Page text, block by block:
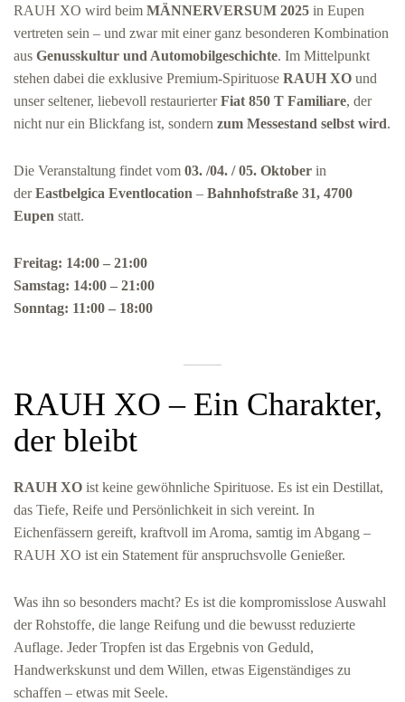
RAUH XO wird beim MÄNNERVERSUM 2025 in Eupen
vertreten sein – und zwar mit einer ganz besonderen Kombination
aus Genusskultur und Automobilgeschichte. Im Mittelpunkt
stehen dabei die exklusive Premium-Spirituose RAUH XO und
unser seltener, liebevoll restaurierterFiat 850 T Familiare, der
nicht nur ein Blickfang ist, sondern zum Messestand selbst wird.
Die Veranstaltung findet vom 03. /04. / 05. Oktober in
derEastbelgica Eventlocation – Bahnhofstraße 31, 4700
Eupen statt.
Freitag: 14:00 – 21:00
Samstag: 14:00 – 21:00
Sonntag: 11:00 – 18:00
RAUH XO – Ein Charakter,
der bleibt
RAUH XO ist keine gewöhnliche Spirituose. Es ist ein Destillat,
das Tiefe, Reife und Persönlichkeit in sich vereint. In
Eichenfässern gereift, kraftvoll im Aroma, samtig im Abgang –
RAUH XO ist ein Statement für anspruchsvolle Genießer.
Was ihn so besonders macht? Es ist die kompromisslose Auswahl
der Rohstoffe, die lange Reifung und die bewusst reduzierte
Auflage. Jeder Tropfen ist das Ergebnis von Geduld,
Handwerkskunst und dem Willen, etwas Eigenständiges zu
schaffen – etwas mit Seele.